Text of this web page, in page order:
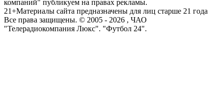
компаний" публикуем на правах рекламы.
21+Материалы сайта предназначены для лиц старше 21 года
Все права защищены. © 2005 - 2026 , ЧАО
"Телерадиокомпания Люкс". "Футбол 24".